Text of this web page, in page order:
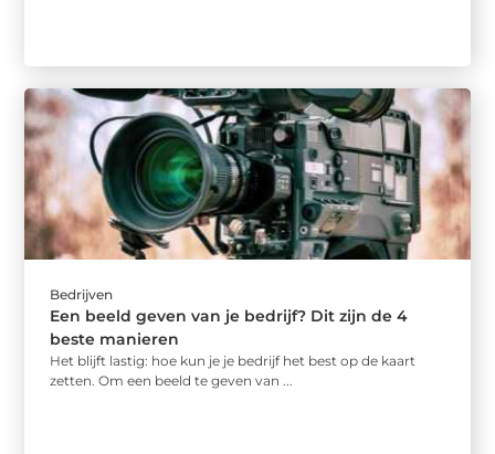
Bedrijven
Een beeld geven van je bedrijf? Dit zijn de 4
beste manieren
Het blijft lastig: hoe kun je je bedrijf het best op de kaart
zetten. Om een beeld te geven van ...